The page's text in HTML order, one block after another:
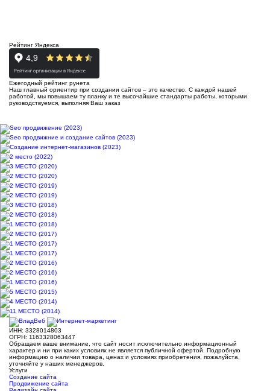
Рейтинг Яндекса
Ежегодный рейтинг рунета
Наш главный ориентир при создании сайтов – это качество. С каждой нашей
работой, мы повышаем ту планку и те высочайшие стандарты работы, которыми
руководствуемся, выполняя Ваш заказ
ИНН: 3328014803
ОГРН: 1163328063447
Обращаем ваше внимание, что сайт носит исключительно информационный
характер и ни при каких условиях не является публичной офертой. Подробную
информацию о наличии товара, ценах и условиях приобретения, пожалуйста,
уточняйте у наших менеджеров.
Услуги
Создание сайта
Продвижение сайта